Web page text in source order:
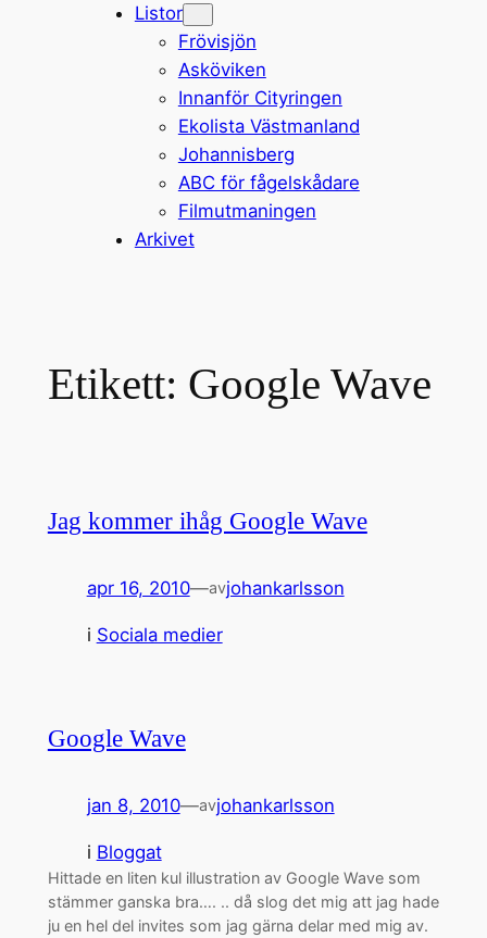
Listor
Frövisjön
Asköviken
Innanför Cityringen
Ekolista Västmanland
Johannisberg
ABC för fågelskådare
Filmutmaningen
Arkivet
Etikett: Google Wave
Jag kommer ihåg Google Wave
apr 16, 2010—avjohankarlsson
i Sociala medier
Google Wave
jan 8, 2010—avjohankarlsson
i Bloggat
Hittade en liten kul illustration av Google Wave som
stämmer ganska bra…. .. då slog det mig att jag hade
ju en hel del invites som jag gärna delar med mig av.